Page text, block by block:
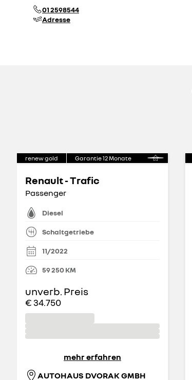
01 2598544
Adresse
renew gold Garantie12Monate
Renault - Trafic
Passenger
Diesel
Schaltgetriebe
11/2022
59 250KM
unverb. Preis
€ 34.750
mehr erfahren
AUTOHAUS DVORAK GMBH